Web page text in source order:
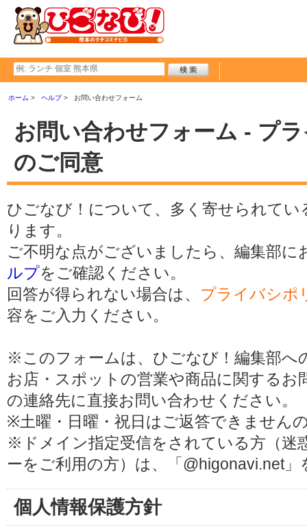
ホーム ヘルプ お問い合わせフォーム
お問い合わせフォーム - プ
のご同意
ひごなび！について、多く寄せられてい
ります。
ご不明な点がございましたら、編集部
ルプをご確認ください。
回答が得られない場合は、 プライバシポ
容をご入力ください。
※このフォームは、ひごなび！編集部へ
お店・スポットの営業や商品に関する
の連絡先に直接お問い合わせください。
※土曜・日曜・祝日はご返答できません
※ドメイン指定受信をされている方（迷
ーをご利用の方）は、「@higonavi.net
個人情報保護方針